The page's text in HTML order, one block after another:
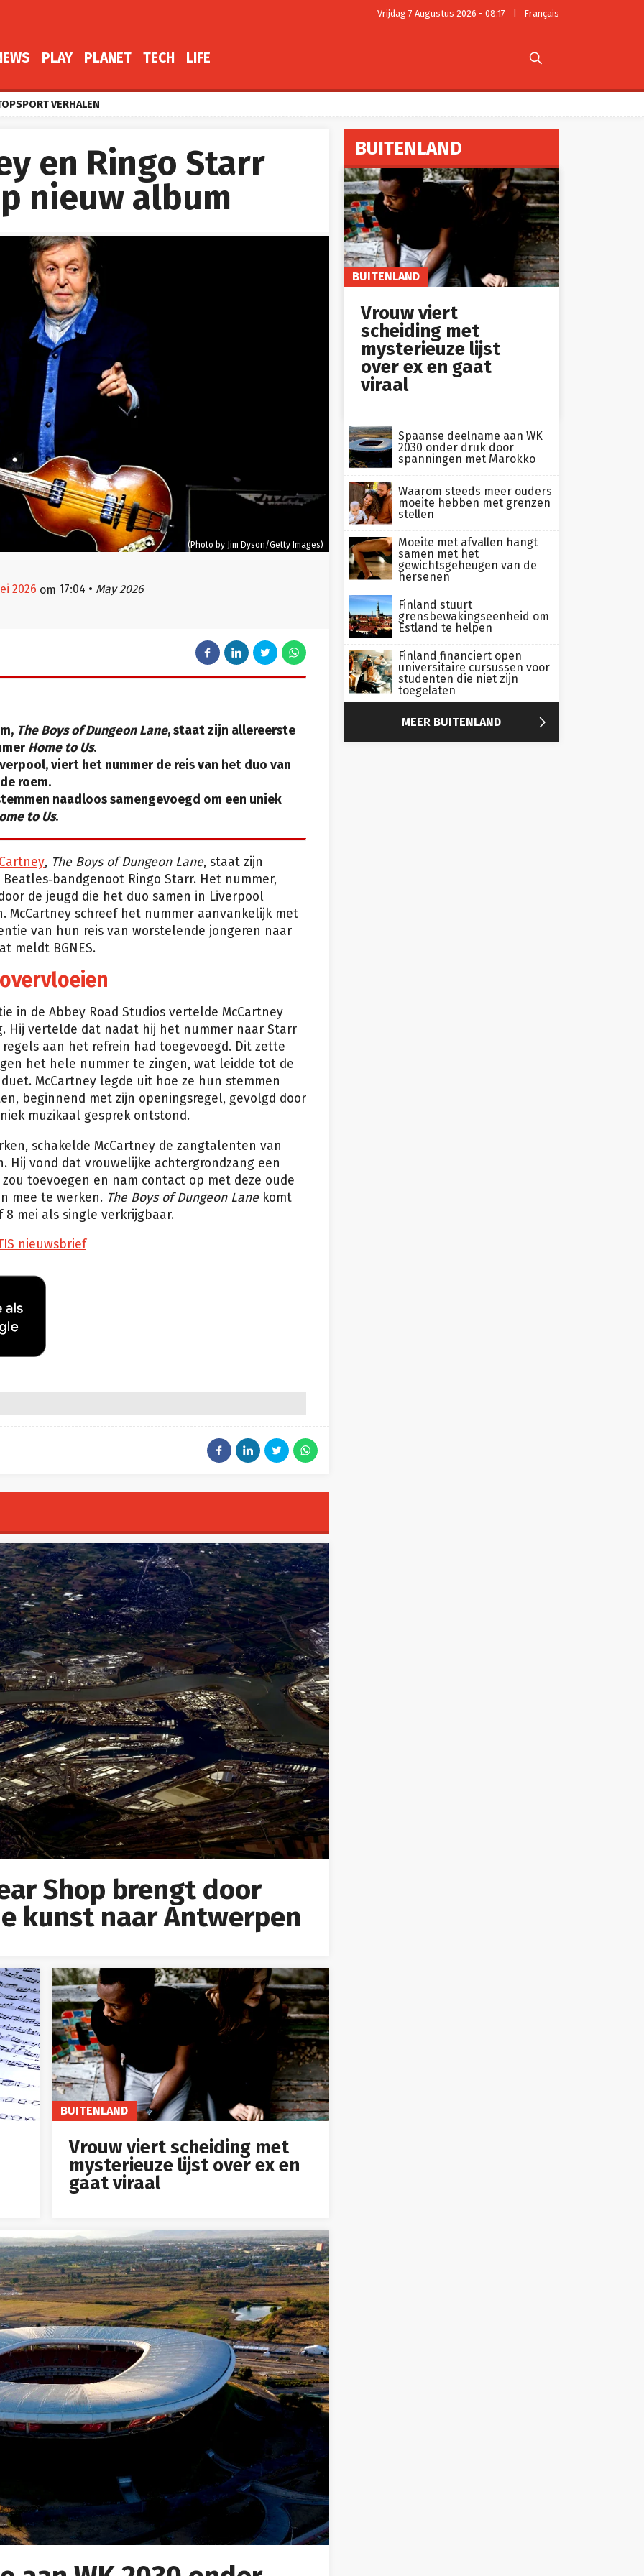
Vrijdag 7 Augustus 2026 - 08:17 Français
PLAY PLANET TECH LIFE 
VERHALEN
en Ringo Starr
nieuw album
(Photo by Jim Dyson/Getty Images)
2026 om 17:04 • May 2026
The Boys of Dungeon Lane, staat zijn allereerste
Home to Us.
viert het nummer de reis van het duo van
roem.
naadloos samengevoegd om een uniek
to Us.
, The Boys of Dungeon Lane, staat zijn
Ringo Starr. Het nummer,
de jeugd die het duo samen in Liverpool
McCartney schreef het nummer aanvankelijk met
van hun reis van worstelende jongeren naar
meldt BGNES.
in de Abbey Road Studios vertelde McCartney
Hij vertelde dat nadat hij het nummer naar Starr
aan het refrein had toegevoegd. Dit zette
het hele nummer te zingen, wat leidde tot de
McCartney legde uit hoe ze hun stemmen
beginnend met zijn openingsregel, gevolgd door
muzikaal gesprek ontstond.
schakelde McCartney de zangtalenten van
Hij vond dat vrouwelijke achtergrondzang een
toevoegen en nam contact op met deze oude
mee te werken. The Boys of Dungeon Lanekomt
8 mei als single verkrijgbaar.
nieuwsbrief
Shop brengt door
kunst naar Antwerpen
BUITENLAND
Vrouw viert scheiding met
mysterieuze lijst over ex en
gaat viraal
BUITENLAND
BUITENLAND
Vrouw viert
scheiding met
mysterieuze lijst
over ex en gaat
viraal
Spaanse deelname aan WK
2030 onder druk door
spanningen met Marokko
Waarom steeds meer ouders
moeite hebben met grenzen
stellen
Moeite met afvallen hangt
samen met het
gewichtsgeheugen van de
hersenen
Finland stuurt
grensbewakingseenheid om
Estland te helpen
Finland financiert open
universitaire cursussen voor
studenten die niet zijn
toegelaten
MEER BUITENLAND 